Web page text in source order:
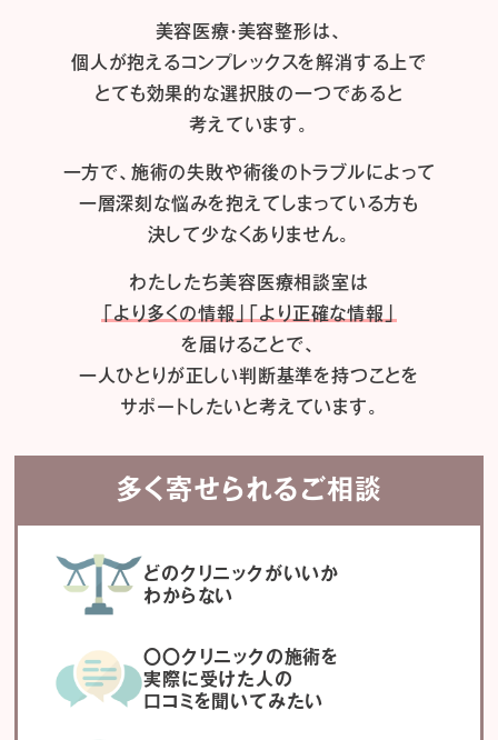
美容医療・美容整形は、
個人が抱えるコンプレックスを解消する上で
とても効果的な選択肢の一つであると
考えています。
一方で、施術の失敗や術後のトラブルによって
一層深刻な悩みを抱えてしまっている方も
決して少なくありません。
わたしたち美容医療相談室は
「より多くの情報」「より正確な情報」
を届けることで、
一人ひとりが正しい判断基準を持つことを
サポートしたいと考えています。
多く寄せられるご相談
どのクリニックがいいか
わからない
〇〇クリニックの施術を
実際に受けた人の
口コミを聞いてみたい